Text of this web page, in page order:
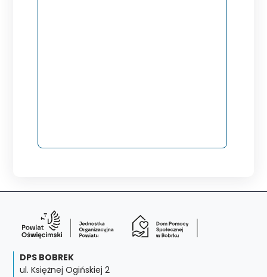
DPS BOBREK
ul. Księżnej Ogińskiej 2